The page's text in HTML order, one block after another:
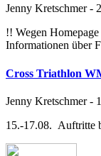
Jenny Kretschmer-
!! Wegen
Informationen über
Cross Triathlon
Jenny Kretschmer-
15.-17.08. Auftritte